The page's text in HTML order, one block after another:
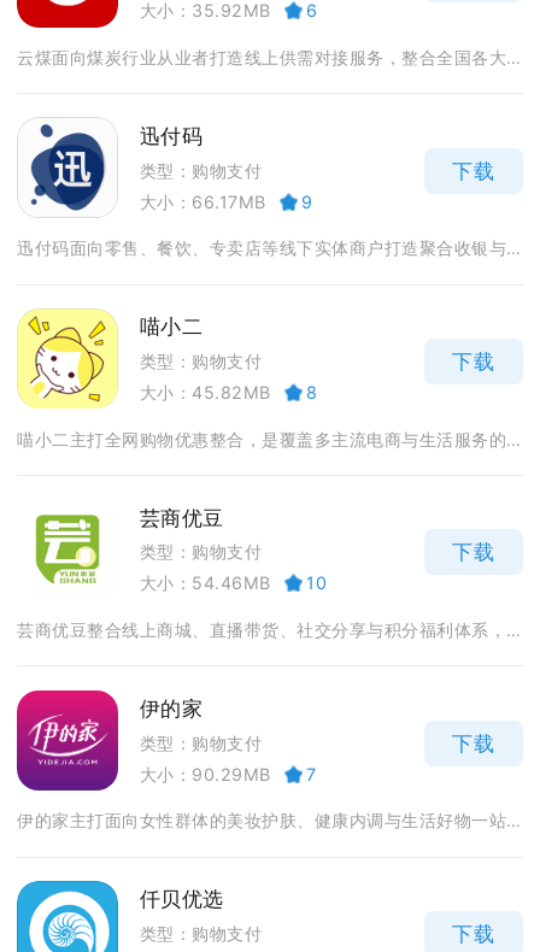
大小：35.92MB 6
云煤面向煤炭行业从业者打造线上供需对接服务，整合全国各大...
迅付码
类型：购物支付
大小：66.17MB
9
下载
迅付码面向零售、餐饮、专卖店等线下实体商户打造聚合收银与...
喵小二
类型：购物支付
大小：45.82MB
8
下载
喵小二主打全网购物优惠整合，是覆盖多主流电商与生活服务的...
芸商优豆
类型：购物支付
大小：54.46MB
10
下载
芸商优豆整合线上商城、直播带货、社交分享与积分福利体系，...
伊的家
类型：购物支付
大小：90.29MB
7
下载
伊的家主打面向女性群体的美妆护肤、健康内调与生活好物一站...
仟贝优选
类型：购物支付
下载